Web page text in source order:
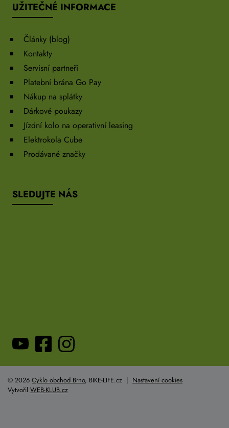
UŽITEČNÉ INFORMACE
Články (blog)
Kontakty
Servisní partneři
Platební brána Go Pay
Nákup na splátky
Dárkové poukazy
Jízdní kolo na operativní leasing
Elektrokola Cube
Prodávané značky
SLEDUJTE NÁS
© 2026 Cyklo obchod Brno, BIKE-LIFE.cz | Nastavení cookies
Vytvořil WEB-KLUB.cz